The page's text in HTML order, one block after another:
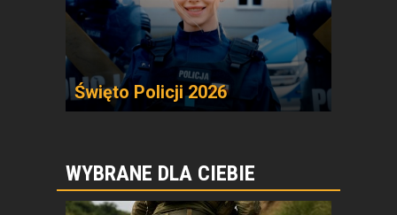
Święto Policji 2026
WYBRANE DLA CIEBIE